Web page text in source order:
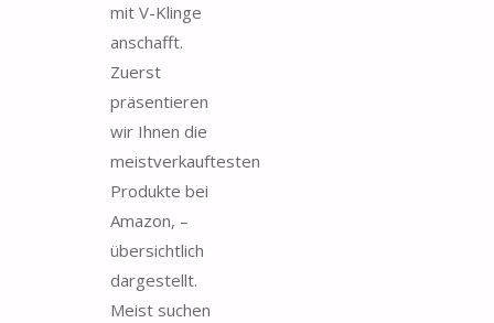
mit V-Klinge
anschafft.
Zuerst
präsentieren
wir Ihnen die
meistverkauftesten
Produkte bei
Amazon, –
übersichtlich
dargestellt.
Meist suchen